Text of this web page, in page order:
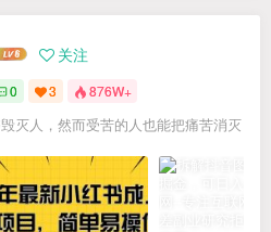
关注
0 3 876W+
灭人，然而受苦的人也能把痛苦消灭